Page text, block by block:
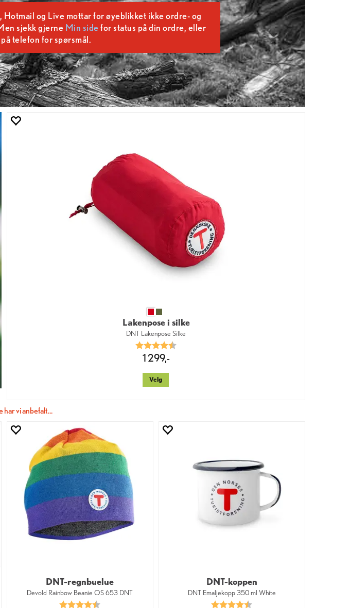
og Live mottar for øyeblikket ikke ordre- og
sjekk gjerne Min sidefor status på din ordre, eller
telefon for spørsmål.
Lakenpose i silke
DNT Lakenpose Silke
Karakter:
1 299,-
Velg
har vi anbefalt…
DNT-regnbuelue
Devold Rainbow Beanie OS 653 DNT
Karakter:
DNT-koppen
DNT Emaljekopp 350 ml White
Karakter: